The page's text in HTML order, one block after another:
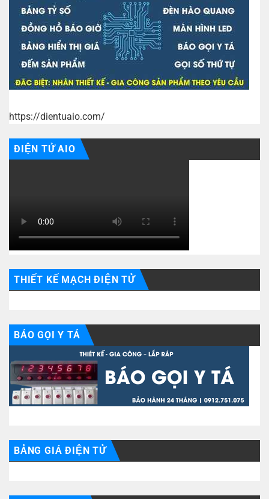
https://dientuaio.com/
ĐIỆN TỬ AIO
THIẾT KẾ MẠCH ĐIỆN TỬ
BÁO GỌI Y TÁ
BẢNG GIÁ ĐIỆN TỬ